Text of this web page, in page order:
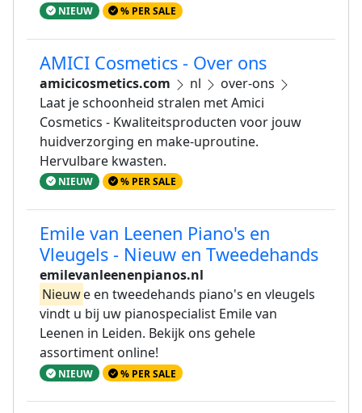
NIEUW % PER SALE
AMICI Cosmetics - Over ons
amicicosmetics.com nl
over-ons
Laat je schoonheid stralen met Amici
Cosmetics - Kwaliteitsproducten voor jouw
huidverzorging en make-uproutine.
Hervulbare kwasten.
NIEUW % PER SALE
Emile van Leenen Piano's en
Vleugels - Nieuw en Tweedehands
emilevanleenenpianos.nl
Nieuwe en tweedehands piano's en vleugels
vindt u bij uw pianospecialist Emile van
Leenen in Leiden. Bekijk ons gehele
assortiment online!
NIEUW % PER SALE